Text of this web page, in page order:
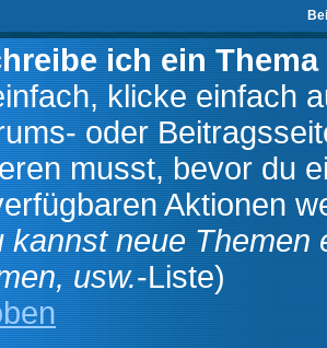
ich ein
klicke einfach
oder
musst, bevor du
Aktionen
kannst neue Themen
usw.-Liste)